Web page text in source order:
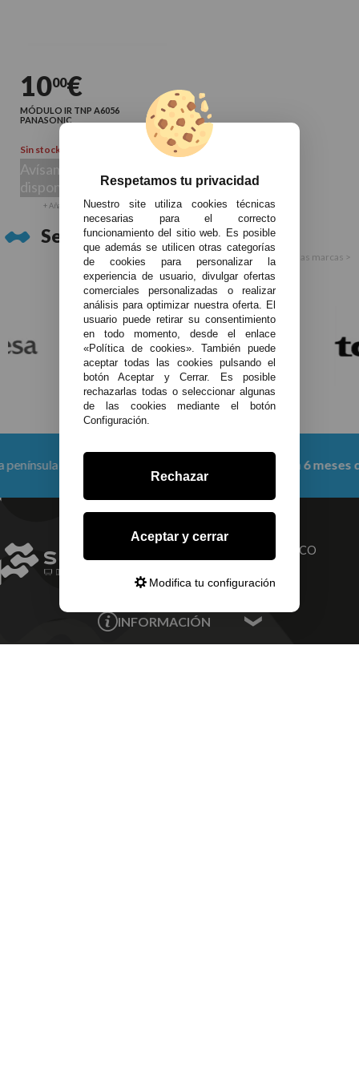
1000€
MÓDULO IR TNP A6056
PANASONIC
Sin stock
Avísame cuando esté
disponible
+ Añadir a mi lista de favoritos
Servicios Técnico Oficial:
Ver todas las marcas >
de 150 € 6 meses de garantía
TÉCNICO
ELECTRONICO
INFORMACIÓN
Respetamos tu privacidad
Nuestro site utiliza cookies técnicas
necesarias para el correcto
funcionamiento del sitio web. Es posible
que además se utilicen otras categorías
de cookies para personalizar la
experiencia de usuario, divulgar ofertas
comerciales personalizadas o realizar
análisis para optimizar nuestra oferta. El
usuario puede retirar su consentimiento
en todo momento, desde el enlace
«Política de cookies». También puede
aceptar todas las cookies pulsando el
botón Aceptar y Cerrar. Es posible
rechazarlas todas o seleccionar algunas
de las cookies mediante el botón
Configuración.
Rechazar
Aceptar y cerrar
Modifica tu configuración